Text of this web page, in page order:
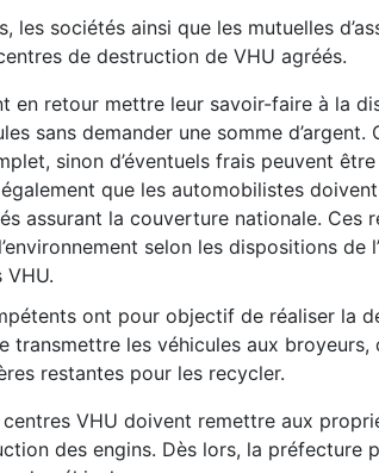
les sociétés ainsi que les mutuelles
de destruction de VHU agréés.
en retour mettre leur savoir-faire à la
sans demander une somme
sinon d’éventuels frais peuvent
que les automobilistes
assurant la couverture nationale. Ces
selon les dispositions de
ont pour objectif de réaliser la
transmettre les véhicules aux broyeurs,
restantes pour les recycler.
VHU doivent remettre aux
des engins. Dès lors, la préfecture